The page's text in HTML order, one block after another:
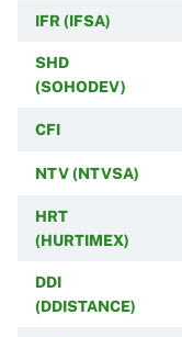
IFR (IFSA)
SHD
(SOHODEV)
CFI
NTV (NTVSA)
HRT
(HURTIMEX)
DDI
(DDISTANCE)